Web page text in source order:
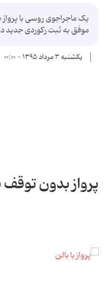
یک ماجراجوی روسی با پرواز
موفق به ثبت رکوردی جدید
یکشنبه ۳ مرداد ۱۳۹۵ - ۰۰:۰۰
پرواز بدون توقف